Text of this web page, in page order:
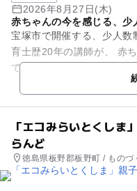
2026年8月27日(木)
赤ちゃんの今を感じる、
宝塚市で開催する、少人数
育士歴20年の講師が、 赤
て、ゆったり進めます。 ベビーマッサージが初めての方も大歓
「エコみらいとくしま
らんど
徳島県板野郡板野町 / ものづ